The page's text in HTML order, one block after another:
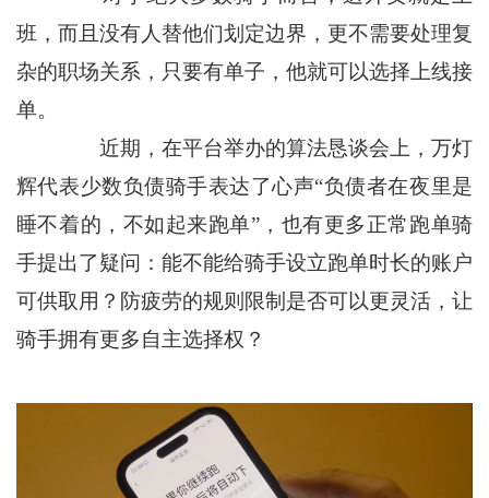
班，而且没有人替他们划定边界，更不需要处理复
杂的职场关系，只要有单子，他就可以选择上线接
单。
近期，在平台举办的算法恳谈会上，万灯
辉代表少数负债骑手表达了心声“负债者在夜里是
睡不着的，不如起来跑单”，也有更多正常跑单骑
手提出了疑问：能不能给骑手设立跑单时长的账户
可供取用？防疲劳的规则限制是否可以更灵活，让
骑手拥有更多自主选择权？